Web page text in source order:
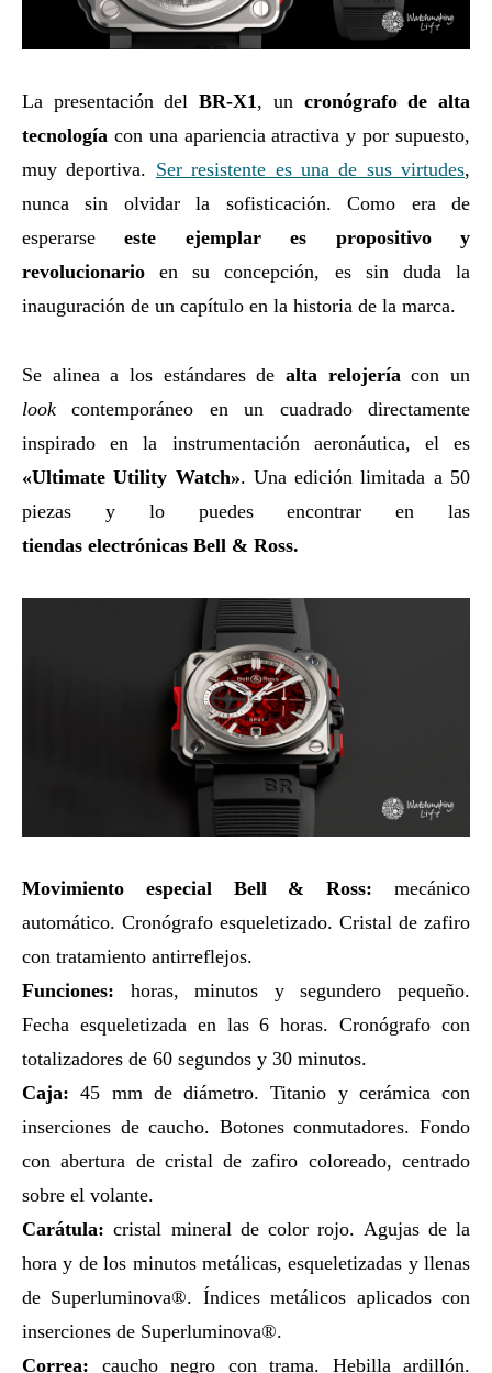
La presentación delBR-X1 , un cronógrafo de alta
tecnología con una apariencia atractiva y por supuesto,
muy deportiva. Ser resistente es una de sus virtudes,
nunca sin olvidar la sofisticación. Como era de
esperarseeste ejemplar es propositivo y
revolucionario en su concepción, es sin duda la
inauguración de un capítulo en la historia de la marca.
Se alinea a los estándares de alta relojería con un
lookcontemporáneo en un cuadrado directamente
inspirado en la instrumentación aeronáutica, el es
«Ultimate Utility Watch». Una edición limitada a 50
piezas y lo puedes encontrar en las
tiendas electrónicas Bell & Ross.
Movimiento especial Bell & Ross: mecánico
automático. Cronógrafo esqueletizado. Cristal de zafiro
con tratamiento antirreflejos.
Funciones: horas, minutos y segundero pequeño.
Fecha esqueletizada en las 6 horas. Cronógrafo con
totalizadores de 60 segundos y 30 minutos.
Caja: 45 mm de diámetro. Titanio y cerámica con
inserciones de caucho. Botones conmutadores. Fondo
con abertura de cristal de zafiro coloreado, centrado
sobre el volante.
Carátula: cristal mineral de color rojo. Agujas de la
hora y de los minutos metálicas, esqueletizadas y llenas
de Superluminova®. Índices metálicos aplicados con
inserciones de Superluminova®.
Correa: caucho negro con trama. Hebilla ardillón.